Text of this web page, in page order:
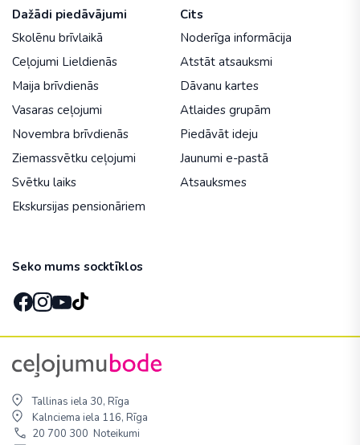
Dažādi piedāvājumi
Skolēnu brīvlaikā
Ceļojumi Lieldienās
Maija brīvdienās
Vasaras ceļojumi
Novembra brīvdienās
Ziemassvētku ceļojumi
Svētku laiks
Ekskursijas pensionāriem
Cits
Noderīga informācija
Atstāt atsauksmi
Dāvanu kartes
Atlaides grupām
Piedāvāt ideju
Jaunumi e-pastā
Atsauksmes
Seko mums socktīklos
Tallinas iela 30, Rīga
Kalnciema iela 116, Rīga
20 700 300 Noteikumi